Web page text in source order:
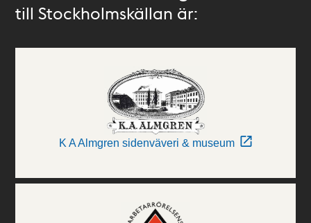
till Stockholmskällan är:
K A Almgren sidenväveri & museum